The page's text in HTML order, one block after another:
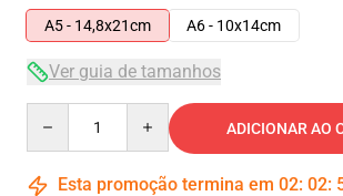
A5 - 14,8x21cm
A6 - 10x14cm
Ver guia de tamanhos
ADICIONAR AO
Esta promoção termina em 02: 02: